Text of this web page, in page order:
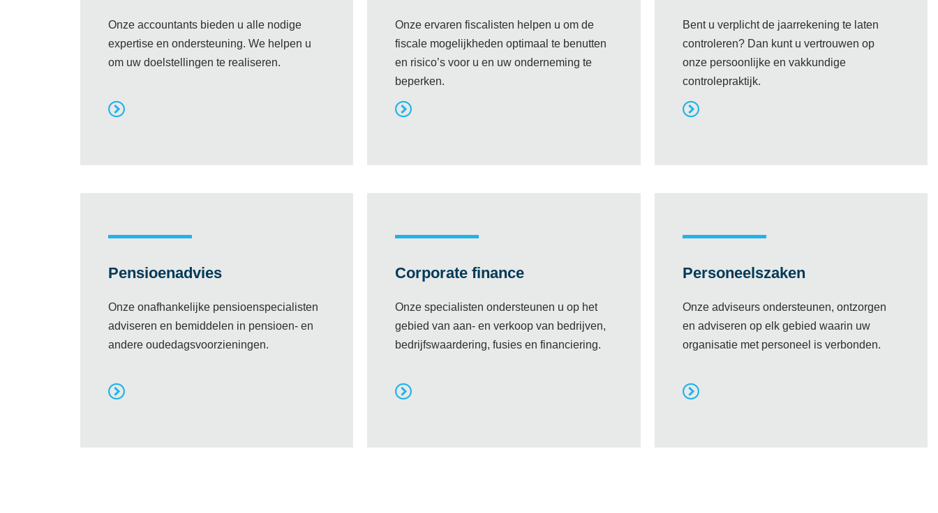
Onze accountants bieden u alle nodige
expertise en ondersteuning. We helpen u
om uw doelstellingen te realiseren.
Onze ervaren fiscalisten helpen u om de
fiscale mogelijkheden optimaal te benutten
en risico’s voor u en uw onderneming te
beperken.
Bent u verplicht de jaarrekening te laten
controleren? Dan kunt u vertrouwen op
onze persoonlijke en vakkundige
controlepraktijk.
Pensioenadvies
Onze onafhankelijke pensioenspecialisten
adviseren en bemiddelen in pensioen- en
andere oudedagsvoorzieningen.
Corporate finance
Onze specialisten ondersteunen u op het
gebied van aan- en verkoop van bedrijven,
bedrijfswaardering, fusies en financiering.
Personeelszaken
Onze adviseurs ondersteunen, ontzorgen
en adviseren op elk gebied waarin uw
organisatie met personeel is verbonden.